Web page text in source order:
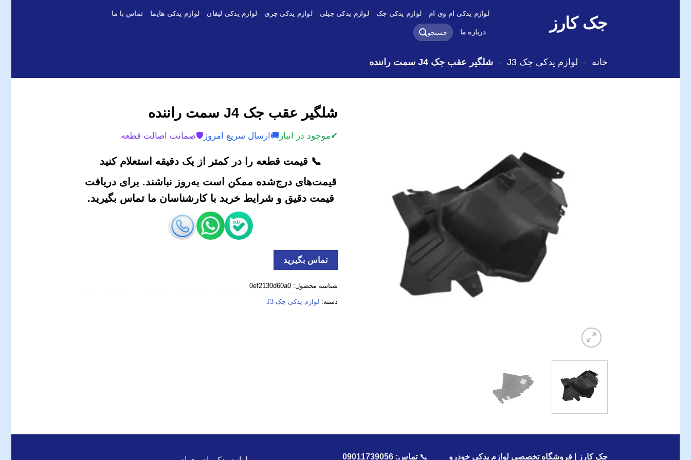
جک کارز
لوازم یدکی ام وی ام لوازم یدکی جک لوازم یدکی جیلی لوازم یدکی چری لوازم یدکی لیفان لوازم یدکی هایما تماس با ما
درباره ما
جستجو
برای:
خانه - لوازم یدکی جک J3 - شلگیر عقب جک J4 سمت راننده
شلگیر عقب جک J4 سمت راننده
✔موجود در انبار 🚚 ارسال سریع امروز 🛡️ضمانت اصالت قطعه
📞 قیمت قطعه را در کمتر از یک دقیقه استعلام کنید
قیمت‌های درج‌شده ممکن است به‌روز نباشند. برای دریافت
قیمت دقیق و شرایط خرید با کارشناسان ما تماس بگیرید.
تماس بگیرید
شناسه محصول: 0ef2130d60a0
دسته: لوازم یدکی جک J3
جک کارز | فروشگاه تخصصی لوازم یدکی خودرو 📞تماس: 09011739056